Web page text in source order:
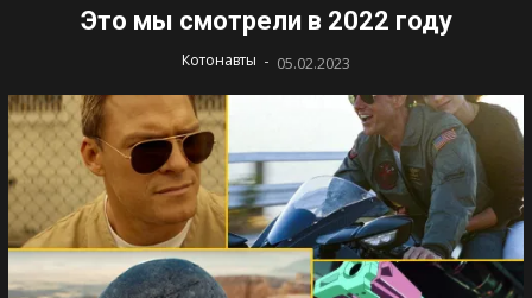
Это мы смотрели в 2022 году
Котонавты - 05.02.2023